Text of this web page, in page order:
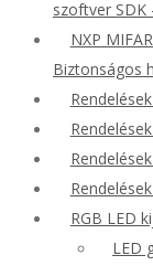
szoftver SDK
NXP
Biztonságos
RGB LED
LED